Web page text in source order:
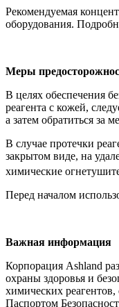
Рекомендуемая
оборудования.
Меры
В целях обеспечения
реагента с кожей,
а затем обратиться за
В случае протечки
закрытом виде, на
химические
Перед началом
Важная информация
Корпорация Ashland
охраны здоровья и
химических
Паспортом